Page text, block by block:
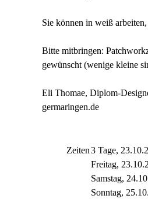
Sie können in weiß
Bitte mitbringen:
gewünscht (wenige kleine
Eli Thomae, Diplom-
germaringen.de
Zeiten3 Tage,
Freitag,
Samstag,
Sonntag,